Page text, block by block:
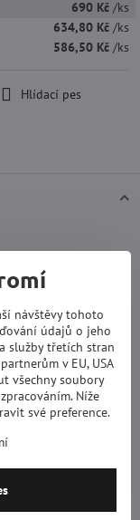
690 Kč /ks
634,80 Kč /ks
586,50 Kč /ks
Hlídací pes
návštěvy tohoto
údajů o jeho
služby třetích stran
v EU, USA
všechny soubory
Níže
své preference.